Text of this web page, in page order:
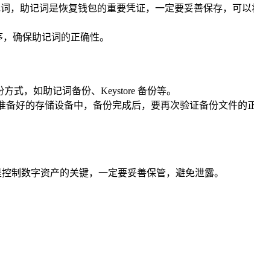
，助记词是恢复钱包的重要凭证，一定要妥善保存，可
确保助记词的正确性。
式，如助记词备份、Keystore 备份等。
备好的存储设备中，备份完成后，要再次验证备份文件的
制数字资产的关键，一定要妥善保管，避免泄露。